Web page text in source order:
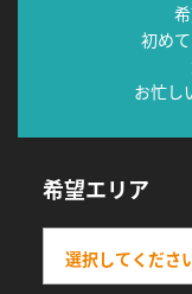
初め
お忙し
希望エリア